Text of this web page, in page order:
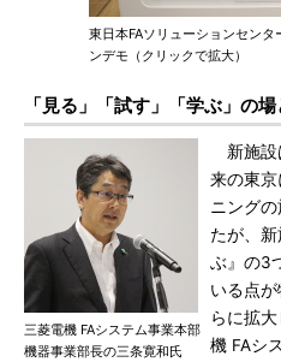
東日本FAソリューションセン
ンデモ（クリックで拡大）
「見る」「試す」「学ぶ」の
三菱電機 FAシステム事業本部
機器事業部長の三条寛和氏
新施設
来の東
ニング
たが、
ぶ』の3
いる点
らに拡
機 FAシ